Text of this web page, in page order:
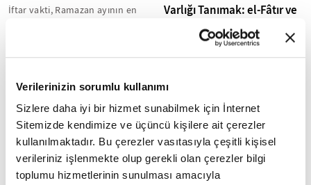
Verilerinizin sorumlu kullanımı
Sizlere daha iyi bir hizmet sunabilmek için İnternet
Sitemizde kendimize ve üçüncü kişilere ait çerezler
kullanılmaktadır. Bu çerezler vasıtasıyla çeşitli kişisel
verileriniz işlenmekte olup gerekli olan çerezler bilgi
toplumu hizmetlerinin sunulması amacıyla
İftar vakti, Ramazan ayının en
Varlığı Tanımak: el-Fâtır ve
el-Mâsik
Oruç imsak, yani bedeni yemek
ve içmekten alıkoymakla
yasağının kaldırılarak bedenin